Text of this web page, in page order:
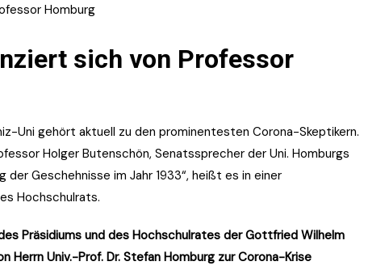
Homburg
sich von Professor
Uni gehört aktuell zu den prominentesten Corona-Skeptikern.
Holger Butenschön, Senatssprecher der Uni. Homburgs
der Geschehnisse im Jahr 1933“, heißt es in einer
Hochschulrats.
Präsidiums und des Hochschulrates der Gottfried Wilhelm
Herrn Univ.-Prof. Dr. Stefan Homburg zur Corona-Krise